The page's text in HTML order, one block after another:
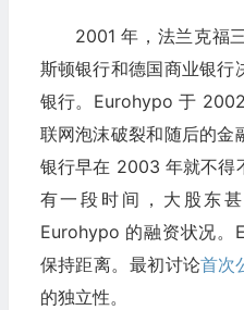
2001 年，法兰克福
斯顿银行和德国商业银行
银行。Eurohypo 于
联网泡沫破裂和随后的金
银行早在 2003 年就不得
有一段时间，大股东
Eurohypo 的融资状况。
保持距离。最初讨论首次
的独立性。